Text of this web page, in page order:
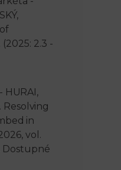
2.3 -
HURAI,
Resolving
in
vol.
Dostupné